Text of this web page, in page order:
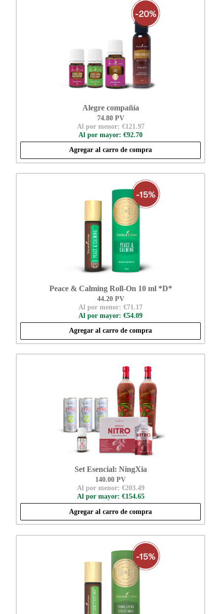
Alegre compañía
74.80 PV
Al por menor: €121.97
Al por mayor: €92.70
Agregar al carro de compra
Peace & Calming Roll-On 10 ml *D*
44.20 PV
Al por menor: €71.17
Al por mayor: €54.09
Agregar al carro de compra
Set Esencial: NingXia
140.00 PV
Al por menor: €203.49
Al por mayor: €154.65
Agregar al carro de compra